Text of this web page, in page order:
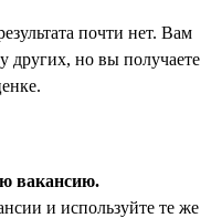
почти нет. Вам
других, но вы получаете
вакансию.
и используйте те же